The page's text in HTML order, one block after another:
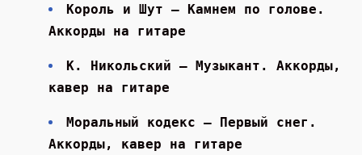
Король и Шут — Камнем по голове.
Аккорды на гитаре
К. Никольский — Музыкант. Аккорды,
кавер на гитаре
Моральный кодекс — Первый снег.
Аккорды, кавер на гитаре